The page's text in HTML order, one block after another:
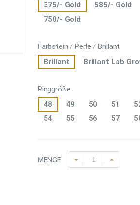
375/- Gold
585/- Gold
750/- Gold
Farbstein / Perle / Brillant
Brillant
Brillant Lab
Ringgröße
48
49 50 51
54
55 56 57
MENGE